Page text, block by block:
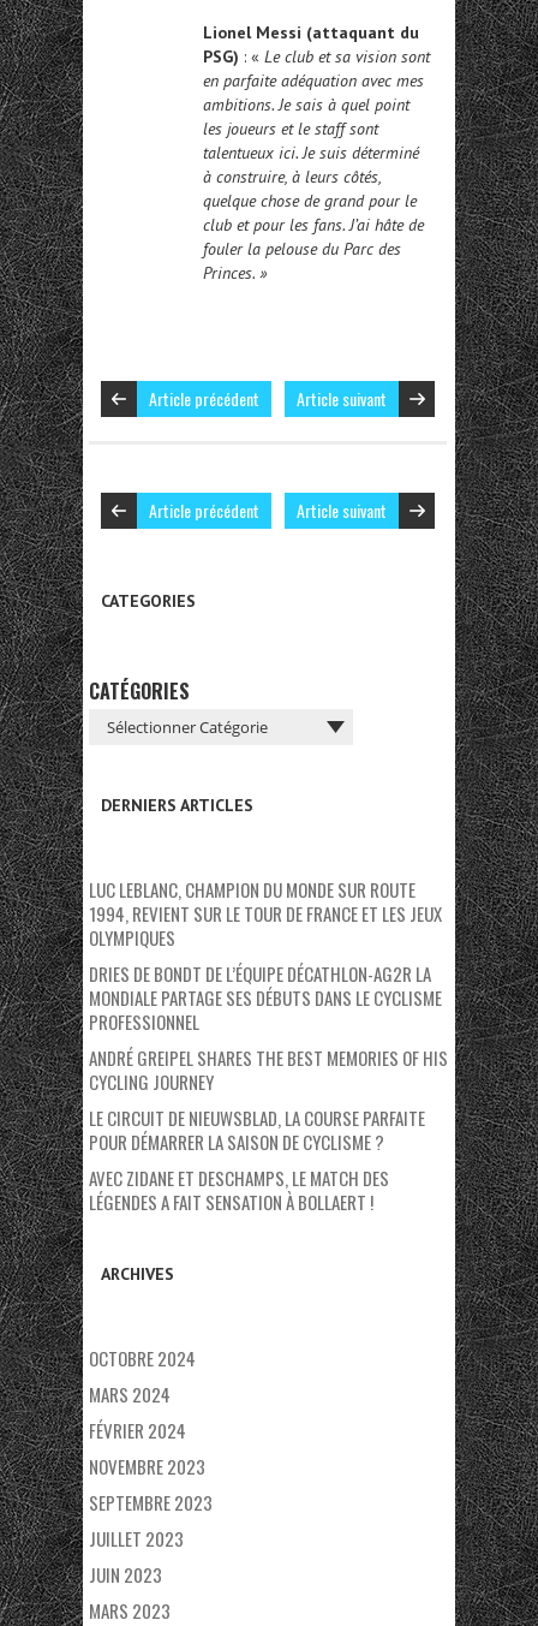
Lionel Messi (attaquant du
PSG) : « Le club et sa vision sont
en parfaite adéquation avec mes
ambitions. Je sais à quel point
les joueurs et le staff sont
talentueux ici. Je suis déterminé
à construire, à leurs côtés,
quelque chose de grand pour le
club et pour les fans. J’ai hâte de
fouler la pelouse du Parc des
Princes. »
Article précédent Article suivant
Article précédent Article suivant
CATEGORIES
CATÉGORIES
DERNIERS ARTICLES
LUC LEBLANC, CHAMPION DU MONDE SUR ROUTE
1994, REVIENT SUR LE TOUR DE FRANCE ET LES JEUX
OLYMPIQUES
DRIES DE BONDT DE L’ÉQUIPE DÉCATHLON-AG2R LA
MONDIALE PARTAGE SES DÉBUTS DANS LE CYCLISME
PROFESSIONNEL
ANDRÉ GREIPEL SHARES THE BEST MEMORIES OF HIS
CYCLING JOURNEY
LE CIRCUIT DE NIEUWSBLAD, LA COURSE PARFAITE
POUR DÉMARRER LA SAISON DE CYCLISME ?
AVEC ZIDANE ET DESCHAMPS, LE MATCH DES
LÉGENDES A FAIT SENSATION À BOLLAERT !
ARCHIVES
OCTOBRE 2024
MARS 2024
FÉVRIER 2024
NOVEMBRE 2023
SEPTEMBRE 2023
JUILLET 2023
JUIN 2023
MARS 2023